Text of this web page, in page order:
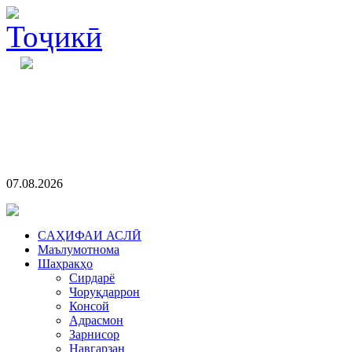
07.08.2026
CАҲИФАИ АСЛӢ
Маълумотнома
Шаҳракҳо
Сирдарё
Чоруқдаррон
Консой
Адрасмон
Зарнисор
Навгарзан